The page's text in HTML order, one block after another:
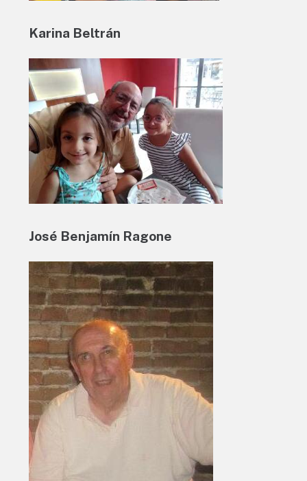
Karina Beltrán
José Benjamín Ragone